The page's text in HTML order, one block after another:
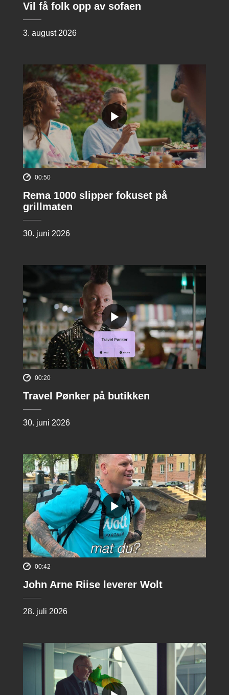
Vil få folk opp av sofaen
3. august 2026
00:50
Rema 1000 slipper fokuset på
grillmaten
30. juni 2026
00:20
Travel Pønker på butikken
30. juni 2026
00:42
John Arne Riise leverer Wolt
28. juli 2026